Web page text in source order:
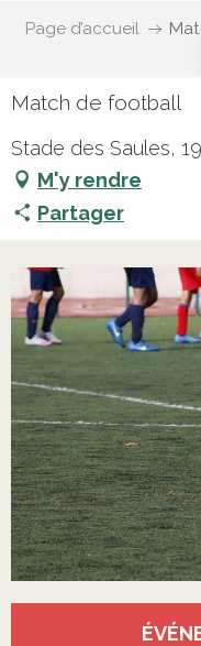
Page d’accueil
Match de football
Stade des Saules,
M'y rendre
Partager
Ouverture et